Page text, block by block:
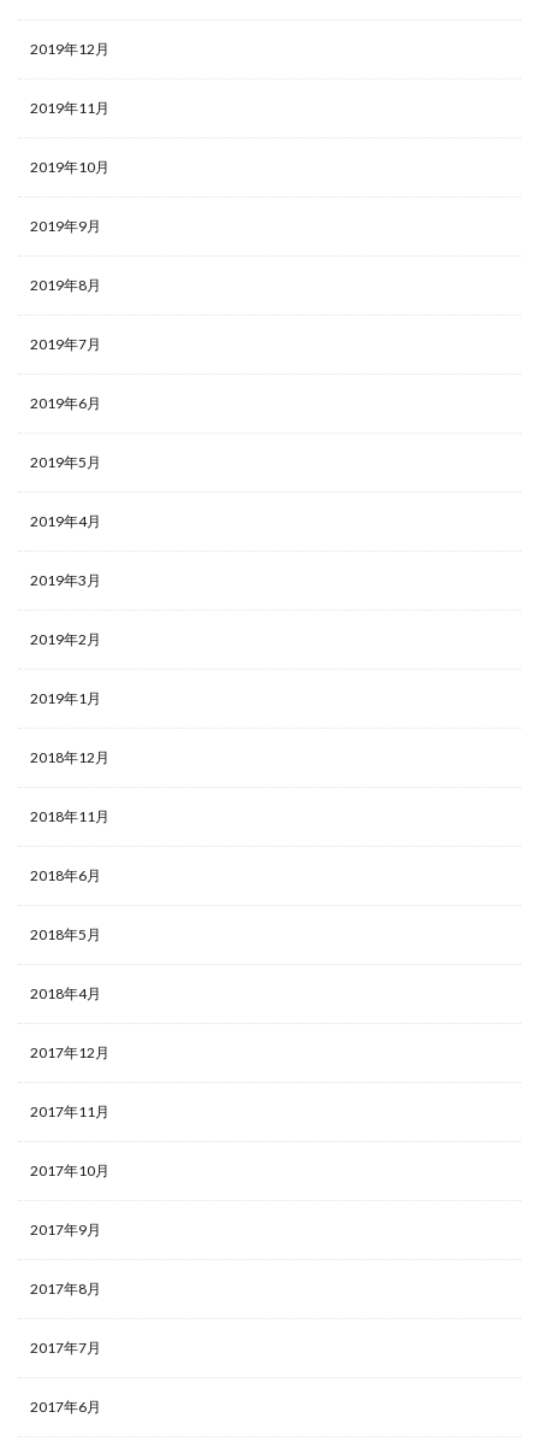
2019年12月
2019年11月
2019年10月
2019年9月
2019年8月
2019年7月
2019年6月
2019年5月
2019年4月
2019年3月
2019年2月
2019年1月
2018年12月
2018年11月
2018年6月
2018年5月
2018年4月
2017年12月
2017年11月
2017年10月
2017年9月
2017年8月
2017年7月
2017年6月